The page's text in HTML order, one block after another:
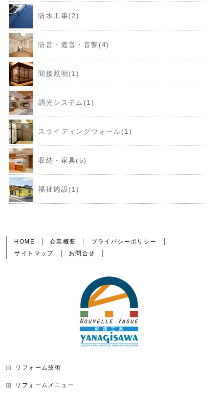
防水工事(2)
防音・遮音・音響(4)
間接照明(1)
調光システム(1)
スライディングウォール(1)
収納・家具(5)
福祉施設(1)
HOME 企業概要
プライバシーポリシー
サイトマップ
お問合せ
リフォーム技術
リフォームメニュー